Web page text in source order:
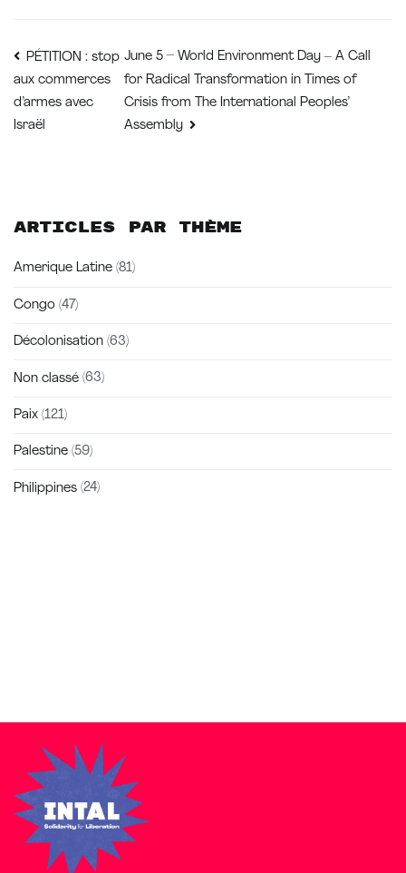
Navigation
de
l’article
PÉTITION : stop
aux commerces
d’armes avec
Israël
June 5 – World Environment Day – A Call
for Radical Transformation in Times of
Crisis from The International Peoples’
Assembly
Articles par thème
Amerique Latine (81)
Congo (47)
Décolonisation (63)
Non classé (63)
Paix (121)
Palestine (59)
Philippines (24)